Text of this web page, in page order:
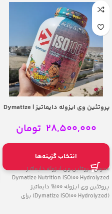
پروتئین وی ایزوله دایماتیز | Dymatize
28,500,000 تومان
انتخاب گزینه‌ها
معرفی پروتئین وی ایزوله دایماتیز –
Dymatize Nutrition ISO100 Hydrolyzed
پروتئین وی ایزوله 100% دایماتیز
(Dymatize ISO100 Hydrolyzed) برای